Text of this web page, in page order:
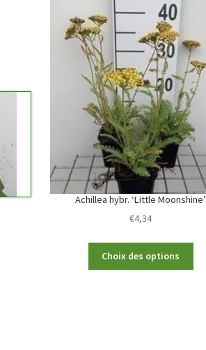
Achillea hybr. ‘Little Moonshine’
€4,34
Choix des options